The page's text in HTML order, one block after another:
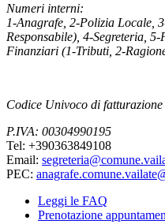
Numeri interni:
1-Anagrafe, 2-Polizia Locale,
Responsabile), 4-Segreteria,
Finanziari (1-Tributi, 2-
Codice Univoco di
P.IVA: 00304990195
Tel: +390363849108
Email:
PEC:
Leggi le FAQ
Prenotazione